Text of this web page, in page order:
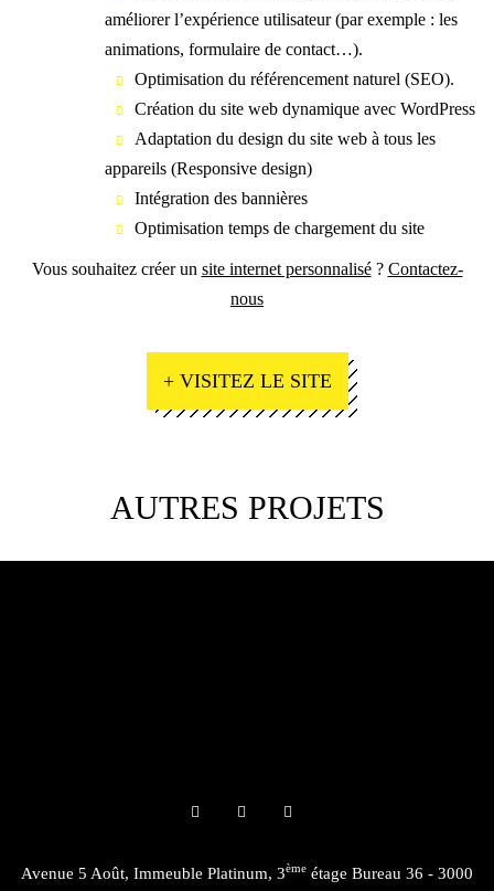
améliorer l’expérience utilisateur (par exemple : les
animations, formulaire de contact…).
Optimisation du référencement naturel (SEO).
Création du site web dynamique avec WordPress
Adaptation du design du site web à tous les
appareils (Responsive design)
Intégration des bannières
Optimisation temps de chargement du site
Vous souhaitez créer un site internet personnalisé? Contactez-
nous
+ VISITEZ LE SITE
AUTRES PROJETS
Avenue 5 Août, Immeuble Platinum, 3ème étage Bureau 36 - 3000